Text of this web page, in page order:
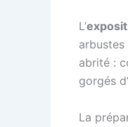
L’
abrité :
gorgés
La